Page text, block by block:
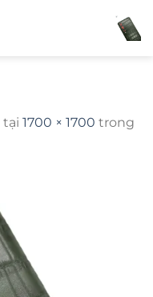
tại 1700 × 1700 trong